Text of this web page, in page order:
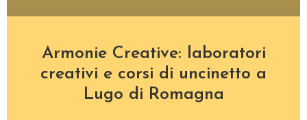
Armonie Creative: laboratori
creativi e corsi di uncinetto a
Lugo di Romagna